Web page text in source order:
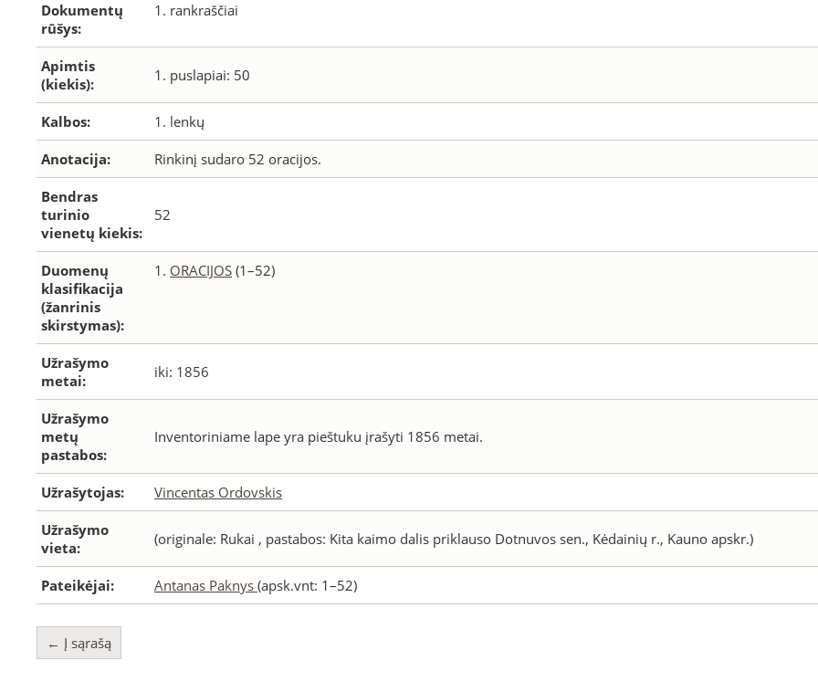
Dokumentų
rūšys:
1. rankraščiai
Apimtis
(kiekis):
1. puslapiai: 50
Kalbos: 1. lenkų
Anotacija: Rinkinį sudaro 52 oracijos.
Bendras
turinio
vienetų kiekis:
52
Duomenų
klasifikacija
(žanrinis
skirstymas):
1. ORACIJOS (1–52)
Užrašymo
metai:
iki: 1856
Užrašymo
metų
pastabos:
Inventoriniame lape yra pieštuku įrašyti 1856 metai.
Užrašytojas: Vincentas Ordovskis
Užrašymo
vieta:
(originale: Rukai , pastabos: Kita kaimo dalis priklauso Dotnuvos sen., Kėdainių r., Kauno apskr.)
Pateikėjai: Antanas Paknys (apsk.vnt: 1–52)
← Į sąrašą